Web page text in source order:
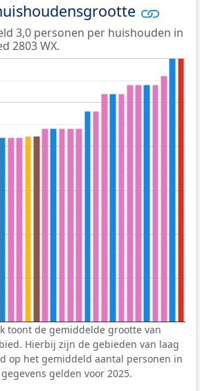
3,0 personen per huishouden in
2803 WX.
toont de gemiddelde grootte van
Hierbij zijn de gebieden van laag
op het gemiddeld aantal personen in
gelden voor 2025.